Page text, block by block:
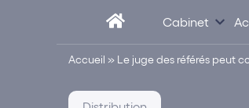
Cabinet
Accueil » Le juge des référés peut